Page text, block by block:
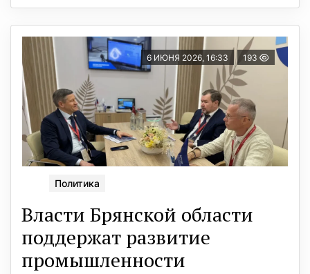
6 ИЮНЯ 2026, 16:33 193
Политика
Власти Брянской области
поддержат развитие
промышленности